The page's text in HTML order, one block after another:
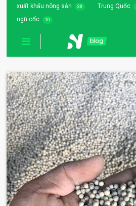
xuất khẩu nông sản 38 Trung Quốc
ngũ cốc 10